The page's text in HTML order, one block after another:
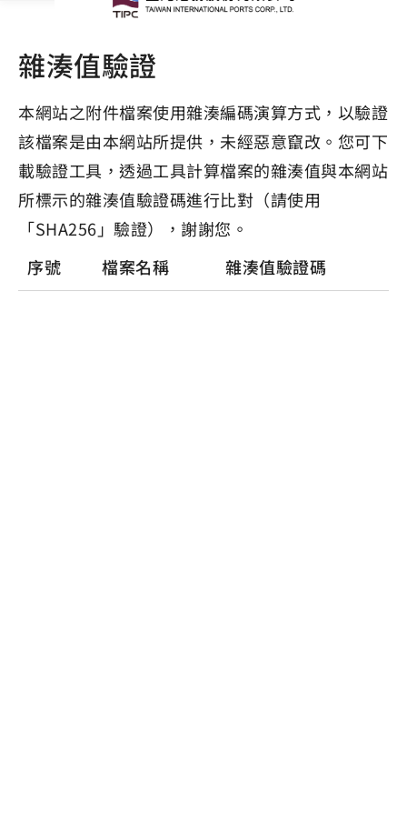
雜湊值驗證
本網站之附件檔案使用雜湊編碼演算方式，以驗證
該檔案是由本網站所提供，未經惡意竄改。您可下
載驗證工具，透過工具計算檔案的雜湊值與本網站
所標示的雜湊值驗證碼進行比對（請使用
「SHA256」驗證），謝謝您。
序號
檔案名稱 雜湊值驗證碼